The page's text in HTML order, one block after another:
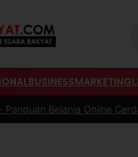
BUSINESSMARKETING
Cerdas: Pilih Produk